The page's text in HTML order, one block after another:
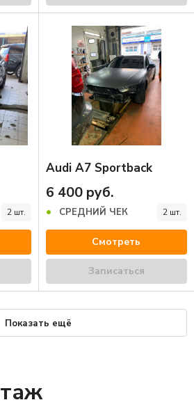
2 шт.
Audi A7 Sportback
6 400 руб.
2 шт.
СРЕДНИЙ ЧЕК
Смотреть
Записаться
Показать ещё